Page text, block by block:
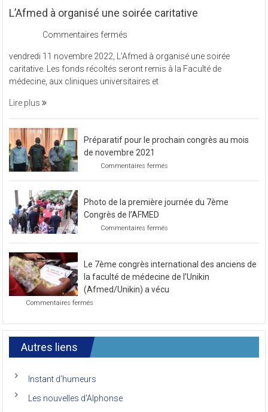
L’Afmed à organisé une soirée caritative
Commentaires fermés
à
organisé
une
vendredi 11 novembre 2022, L’Afmed à organisé une soirée
caritative. Les fonds récoltés seront remis à la Faculté de
médecine, aux cliniques universitaires et
Lire plus
Préparatif pour le prochain congrès au mois
de novembre 2021
Commentaires fermés
prochain
de
2021
Photo de la première journée du 7ème
Congrès de l’AFMED
Commentaires fermés
première
journée
7ème
l’AFMED
Le 7ème congrès international des anciens de
la faculté de médecine de l’Unikin
(Afmed/Unikin) a vécu
Commentaires fermés
congrès
international
anciens
la
de
Autres liens
Instant d’humeurs
Les nouvelles d’Alphonse